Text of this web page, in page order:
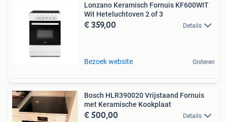
Lonzano Keramisch Fornuis KF600WIT
Wit Heteluchtoven 2 of 3
€ 359,00 Details
Bezoek website Gisteren
Bosch HLR390020 Vrijstaand Fornuis
met Keramische Kookplaat
€ 500,00 Details